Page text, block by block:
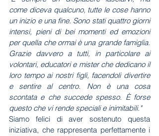
come diceva qualcuno, tutte le cose hanno
un inizio e una fine. Sono stati quattro giorni
intensi, pieni di bei momenti ed emozioni
per quella che ormai è una grande famiglia.
Grazie davvero a tutti, in particolare ai
volontari, educatori e mister che dedicano il
loro tempo ai nostri figli, facendoli divertire
e sentire al centro. Non è una cosa
scontata e che succede spesso. È forse
questo che vi rende speciali e inimitabili."
Siamo felici di aver sostenuto questa
iniziativa, che rappresenta perfettamente i